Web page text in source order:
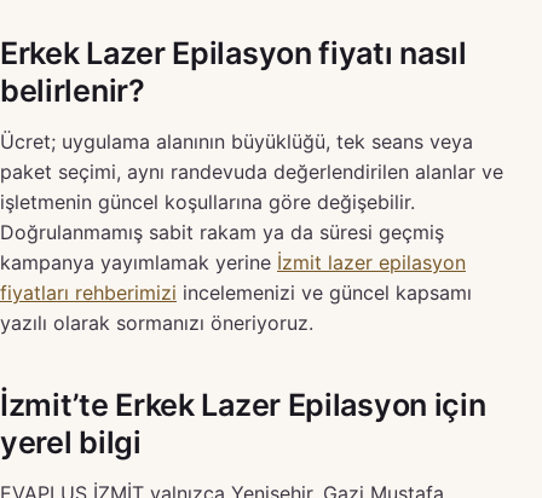
Erkek Lazer Epilasyon fiyatı nasıl
belirlenir?
Ücret; uygulama alanının büyüklüğü, tek seans veya
paket seçimi, aynı randevuda değerlendirilen alanlar ve
işletmenin güncel koşullarına göre değişebilir.
Doğrulanmamış sabit rakam ya da süresi geçmiş
kampanya yayımlamak yerine İzmit lazer epilasyon
fiyatları rehberimizi incelemenizi ve güncel kapsamı
yazılı olarak sormanızı öneriyoruz.
İzmit’te Erkek Lazer Epilasyon için
yerel bilgi